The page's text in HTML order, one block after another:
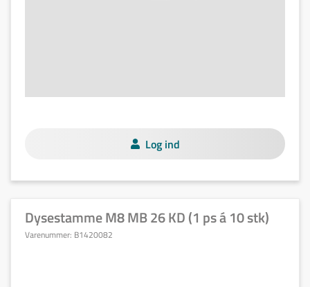
Log ind
Dysestamme M8 MB 26 KD (1 ps á 10 stk)
Varenummer: B1420082